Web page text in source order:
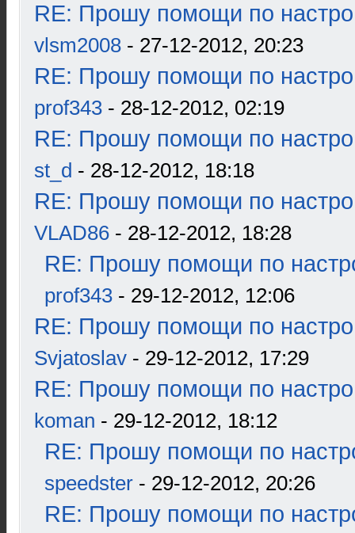
RE: Прошу помощи по
vlsm2008 - 27-12-2012, 20:23
RE: Прошу помощи по
prof343 - 28-12-2012, 02:19
RE: Прошу помощи по
st_d - 28-12-2012, 18:18
RE: Прошу помощи по
VLAD86 - 28-12-2012, 18:28
RE: Прошу помощи по
prof343 - 29-12-2012, 12:06
RE: Прошу помощи по
Svjatoslav - 29-12-2012, 17:29
RE: Прошу помощи по
koman - 29-12-2012, 18:12
RE: Прошу помощи по
speedster - 29-12-2012, 20:26
RE: Прошу помощи по